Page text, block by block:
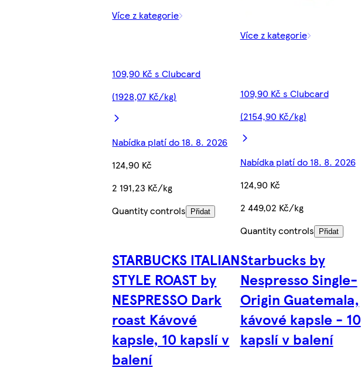
Více z kategorie
109,90 Kč s Clubcard
(1928,07 Kč/kg)
Nabídka platí do 18. 8. 2026
124,90 Kč
2 191,23 Kč/kg
Quantity controls
Přidat
Více z kategorie
109,90 Kč s Clubcard
(2154,90 Kč/kg)
Nabídka platí do 18. 8. 2026
124,90 Kč
2 449,02 Kč/kg
Quantity controls
Přidat
STARBUCKS ITALIAN
STYLE ROAST by
NESPRESSO Dark
roast Kávové
kapsle, 10 kapslí v
balení
Starbucks by
Nespresso Single-
Origin Guatemala,
kávové kapsle - 10
kapslí v balení